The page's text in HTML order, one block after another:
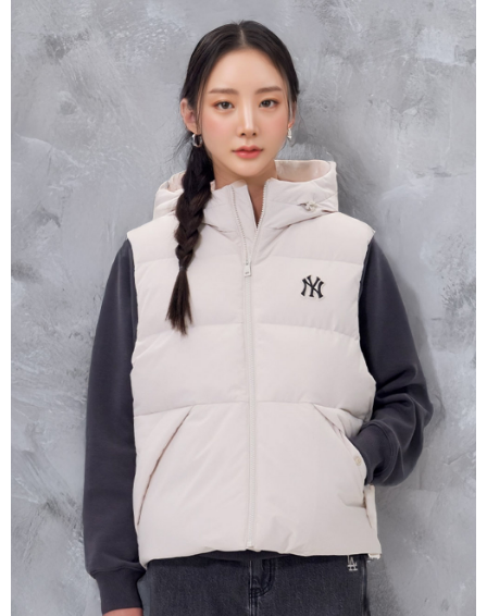
宅配滿699免運
每筆NT$80，滿NT$699(含以上)免運費